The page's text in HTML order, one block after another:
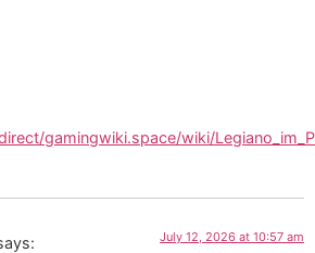
gamingwiki.space/wiki/
July 12, 2026 at 10:57 am